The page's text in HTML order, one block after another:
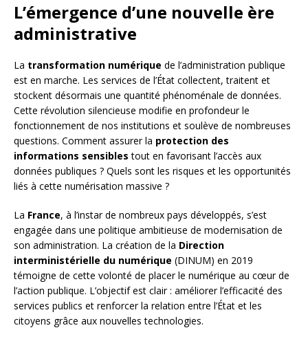
L’émergence d’une nouvelle ère
administrative
La transformation numérique de l’administration publique
est en marche. Les services de l’État collectent, traitent et
stockent désormais une quantité phénoménale de données.
Cette révolution silencieuse modifie en profondeur le
fonctionnement de nos institutions et soulève de nombreuses
questions. Comment assurer la protection des
informations sensibles tout en favorisant l’accès aux
données publiques ? Quels sont les risques et les opportunités
liés à cette numérisation massive ?
La France, à l’instar de nombreux pays développés, s’est
engagée dans une politique ambitieuse de modernisation de
son administration. La création de la Direction
interministérielle du numérique (DINUM) en 2019
témoigne de cette volonté de placer le numérique au cœur de
l’action publique. L’objectif est clair : améliorer l’efficacité des
services publics et renforcer la relation entre l’État et les
citoyens grâce aux nouvelles technologies.